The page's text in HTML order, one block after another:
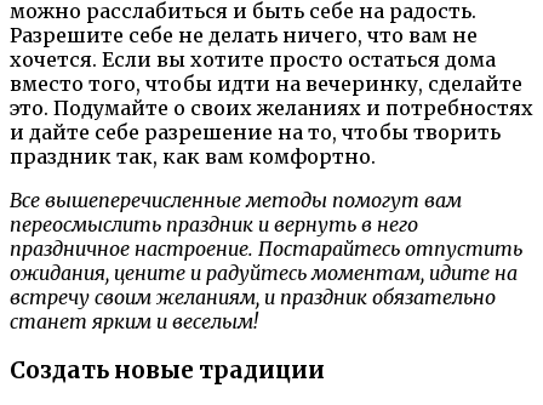
можно расслабиться и быть себе на радость.
Разрешите себе не делать ничего, что вам не
хочется. Если вы хотите просто остаться дома
вместо того, чтобы идти на вечеринку, сделайте
это. Подумайте о своих желаниях и потребностях
и дайте себе разрешение на то, чтобы творить
праздник так, как вам комфортно.
Все вышеперечисленные методы помогут вам
переосмыслить праздник и вернуть в него
праздничное настроение. Постарайтесь отпустить
ожидания, цените и радуйтесь моментам, идите на
встречу своим желаниям, и праздник обязательно
станет ярким и веселым!
Создать новые традиции